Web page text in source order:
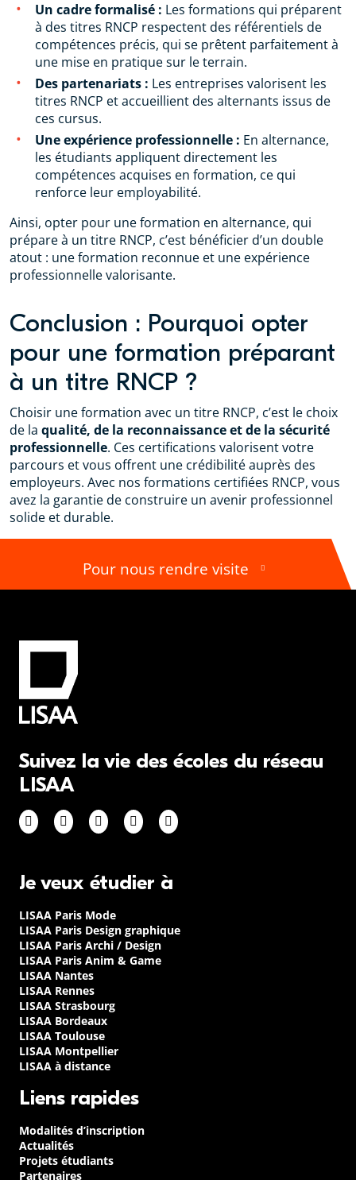
Un cadre formalisé : Les formations qui préparent
à des titres RNCP respectent des référentiels de
compétences précis, qui se prêtent parfaitement à
une mise en pratique sur le terrain.
Des partenariats : Les entreprises valorisent les
titres RNCP et accueillient des alternants issus de
ces cursus.
Une expérience professionnelle : En alternance,
les étudiants appliquent directement les
compétences acquises en formation, ce qui
renforce leur employabilité.
Ainsi, opter pour une formation en alternance, qui
prépare à un titre RNCP, c’est bénéficier d’un double
atout : une formation reconnue et une expérience
professionnelle valorisante.
Conclusion : Pourquoi opter
pour une formation préparant
à un titre RNCP ?
Choisir une formation avec un titre RNCP, c’est le choix
de la qualité, de la reconnaissance et de la sécurité
professionnelle. Ces certifications valorisent votre
parcours et vous offrent une crédibilité auprès des
employeurs. Avec nos formations certifiées RNCP, vous
avez la garantie de construire un avenir professionnel
solide et durable.
Pour nous rendre visite
Suivez la vie des écoles du réseau
LISAA
Je veux étudier à
LISAA Paris Mode
LISAA Paris Design graphique
LISAA Paris Archi / Design
LISAA Paris Anim & Game
LISAA Nantes
LISAA Rennes
LISAA Strasbourg
LISAA Bordeaux
LISAA Toulouse
LISAA Montpellier
LISAA à distance
Liens rapides
Modalités d’inscription
Actualités
Projets étudiants
Partenaires